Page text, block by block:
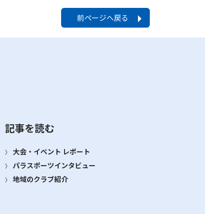
前ページへ戻る
記事を読む
大会・イベント レポート
パラスポーツインタビュー
地域のクラブ紹介